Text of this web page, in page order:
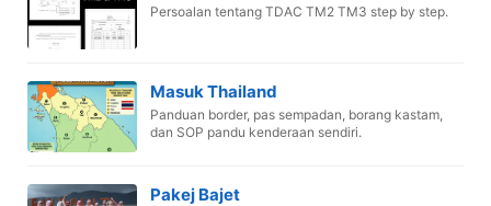
Persoalan tentang TDAC TM2 TM3 step by step.
Masuk Thailand
Panduan border, pas sempadan, borang kastam,
dan SOP pandu kenderaan sendiri.
Pakej Bajet